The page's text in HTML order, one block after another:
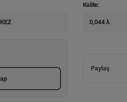
Kalite:
0,044 λ
Paylaş